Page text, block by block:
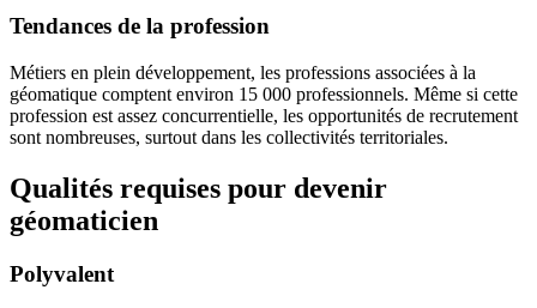
Tendances de la profession
Métiers en plein développement, les professions associées à la
géomatique comptent environ 15 000 professionnels. Même si cette
profession est assez concurrentielle, les opportunités de recrutement
sont nombreuses, surtout dans les collectivités territoriales.
Qualités requises pour devenir
géomaticien
Polyvalent